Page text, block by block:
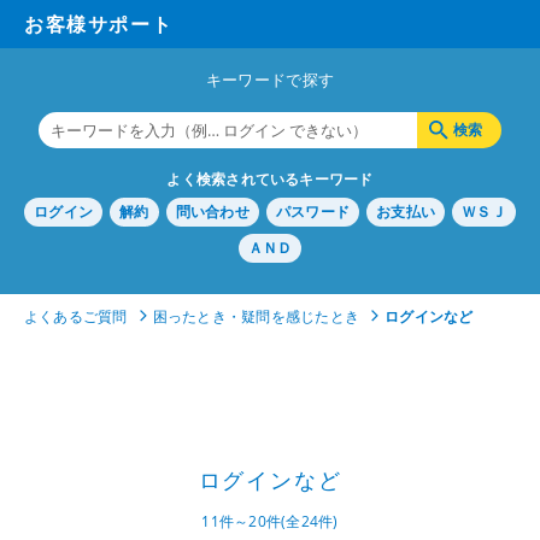
お客様サポート
キーワードで探す
よく検索されているキーワード
ログイン 解約 問い合わせ パスワード お支払い
ＷＳＪ
ＡＮＤ
よくあるご質問 困ったとき・疑問を感じたとき ログインなど
ログインなど
11件～20件(全24件)